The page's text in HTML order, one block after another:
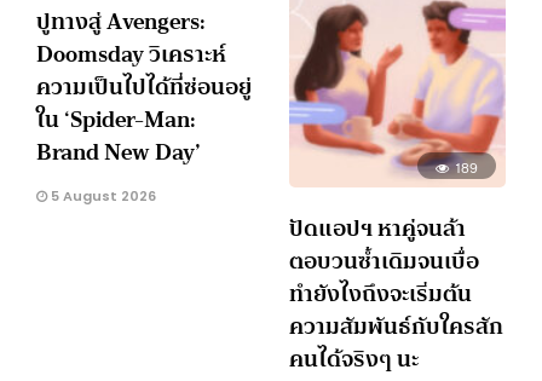
ปูทางสู่ Avengers:
Doomsday วิเคราะห์
ความเป็นไปได้ที่ซ่อนอยู่
ใน ‘Spider-Man:
Brand New Day’
5 August 2026
189
ปัดแอปฯ หาคู่จนล้า
ตอบวนซ้ำเดิมจนเบื่อ
ทำยังไงถึงจะเริ่มต้น
ความสัมพันธ์กับใครสัก
คนได้จริงๆ นะ